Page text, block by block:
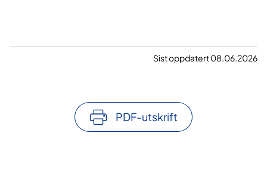
Sist oppdatert 08.06.2026
PDF-utskrift